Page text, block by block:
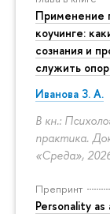
Применение
коучинге:
сознания и
служить
Иванова З. А.
В кн.:
практика.
«Среда»,
Препринт
Personality